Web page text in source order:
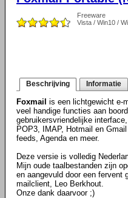
Freeware
Vista / Win10 /
Beschrijving Informatie
Foxmail is een lichtgewicht e-
veel handige functies aan
gebruikersvriendelijke
POP3, IMAP, Hotmail en
feeds, Agenda en meer.
Deze versie is volledig
Mijn oude taalbestanden zijn
en aangevuld door een fervent
mailclient, Leo Berkhout.
Onze dank daarvoor ;)